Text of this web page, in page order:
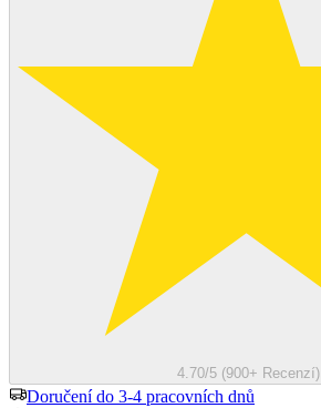
4.70/5 (900+ Recenzí)
Doručení do 3-4 pracovních dnů